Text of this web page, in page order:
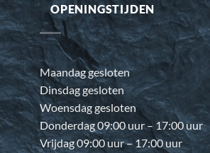
OPENINGSTIJDEN
Maandag gesloten
Dinsdag gesloten
Woensdag gesloten
Donderdag 09:00 uur – 17:00 uur
Vrijdag 09:00 uur – 17:00 uur